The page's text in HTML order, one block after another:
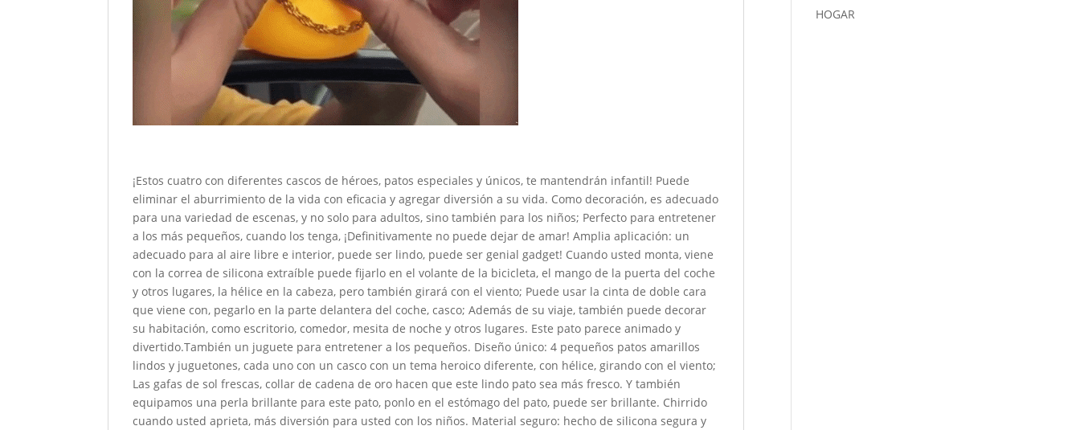
¡Estos cuatro con diferentes cascos de héroes, patos especiales y únicos, te mantendrán infantil! Puede
eliminar el aburrimiento de la vida con eficacia y agregar diversión a su vida. Como decoración, es adecuado
para una variedad de escenas, y no solo para adultos, sino también para los niños; Perfecto para entretener
a los más pequeños, cuando los tenga, ¡Definitivamente no puede dejar de amar! Amplia aplicación: un
adecuado para al aire libre e interior, puede ser lindo, puede ser genial gadget! Cuando usted monta, viene
con la correa de silicona extraíble puede fijarlo en el volante de la bicicleta, el mango de la puerta del coche
y otros lugares, la hélice en la cabeza, pero también girará con el viento; Puede usar la cinta de doble cara
que viene con, pegarlo en la parte delantera del coche, casco; Además de su viaje, también puede decorar
su habitación, como escritorio, comedor, mesita de noche y otros lugares. Este pato parece animado y
divertido.También un juguete para entretener a los pequeños. Diseño único: 4 pequeños patos amarillos
lindos y juguetones, cada uno con un casco con un tema heroico diferente, con hélice, girando con el viento;
Las gafas de sol frescas, collar de cadena de oro hacen que este lindo pato sea más fresco. Y también
equipamos una perla brillante para este pato, ponlo en el estómago del pato, puede ser brillante. Chirrido
cuando usted aprieta, más diversión para usted con los niños. Material seguro: hecho de silicona segura y
HOGAR